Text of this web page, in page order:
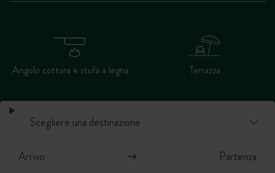
Angolo cottura e stufa a legna Terrazza